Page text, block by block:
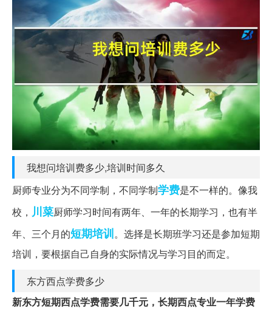
我想问培训费多少,培训时间多久
厨师专业分为不同学制，不同学制学费是不一样的。像我
校， 川菜厨师学习时间有两年、一年的长期学习，也有半
年、三个月的短期培训。选择是长期班学习还是参加短期
培训，要根据自己自身的实际情况与学习目的而定。
东方西点学费多少
新东方短期西点学费需要几千元，长期西点专业一年学费